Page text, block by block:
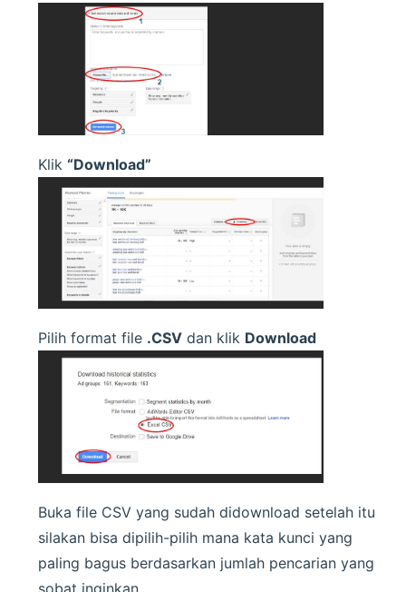
Klik “Download”
Pilih format file .CSV dan klik Download
Buka file CSV yang sudah didownload setelah itu
silakan bisa dipilih-pilih mana kata kunci yang
paling bagus berdasarkan jumlah pencarian yang
sobat inginkan.